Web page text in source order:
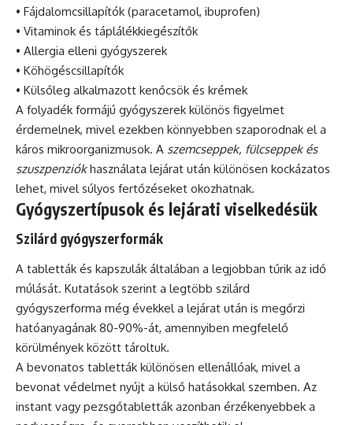
• Fájdalomcsillapítók (paracetamol, ibuprofen)
• Vitaminok és táplálékkiegészítők
• Allergia elleni gyógyszerek
• Köhögéscsillapítók
• Külsőleg alkalmazott kenőcsök és krémek
A folyadék formájú gyógyszerek különös figyelmet
érdemelnek, mivel ezekben könnyebben szaporodnak el a
káros mikroorganizmusok. A szemcseppek, fülcseppek és
szuszpenziókhasználata lejárat után különösen kockázatos
lehet, mivel súlyos fertőzéseket okozhatnak.
Gyógyszertípusok és lejárati viselkedésük
Szilárd gyógyszerformák
A tabletták és kapszulák általában a legjobban tűrik az idő
múlását. Kutatások szerint a legtöbb szilárd
gyógyszerforma még évekkel a lejárat után is megőrzi
hatóanyagának 80-90%-át, amennyiben megfelelő
körülmények között tároltuk.
A bevonatos tabletták különösen ellenállóak, mivel a
bevonat védelmet nyújt a külső hatásokkal szemben. Az
instant vagy pezsgőtabletták azonban érzékenyebbek a